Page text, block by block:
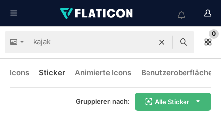
0
Icons Sticker Animierte Icons
Gruppieren nach: Alle Sticker